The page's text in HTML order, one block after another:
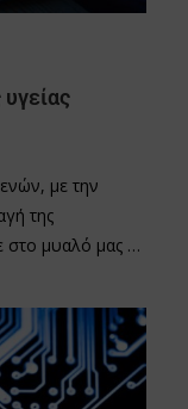
με την
της
στο μυαλό μας …